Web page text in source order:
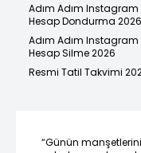
Adım Adım Instagram
Hesap Dondurma 2026
Adım Adım Instagram
Hesap Silme 2026
Resmi Tatil Takvimi
“Günün